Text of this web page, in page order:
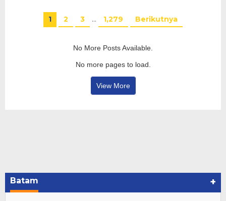
1 2 3 … 1,279 Berikutnya
No More Posts Available.
No more pages to load.
View More
Batam +